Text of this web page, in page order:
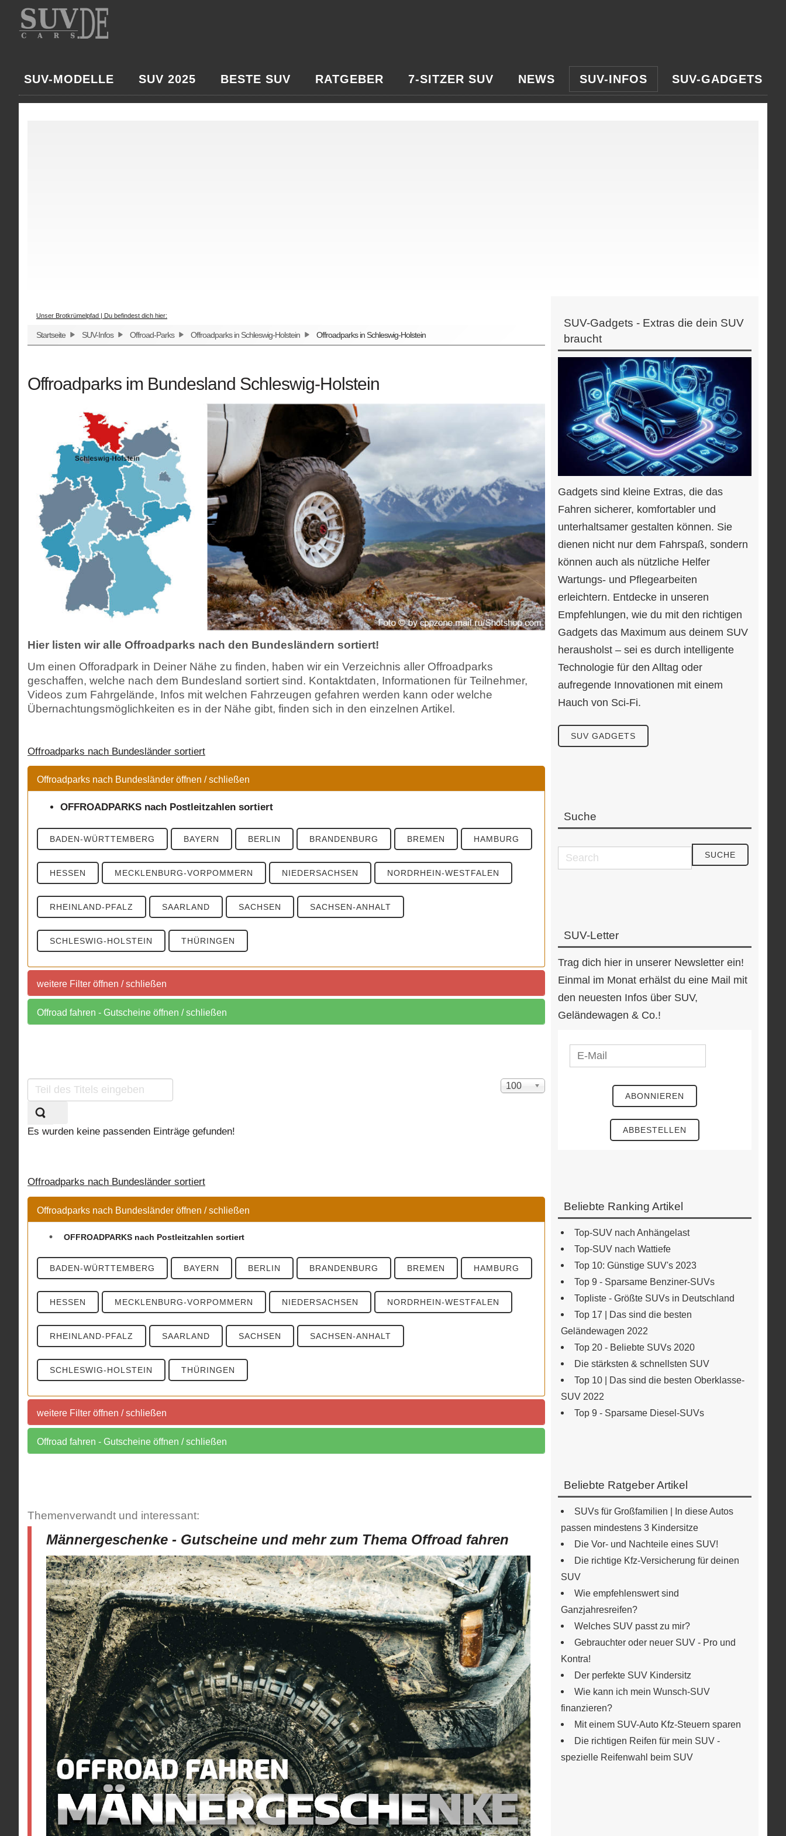
SUV-MODELLE SUV 2025 BESTE SUV RATGEBER 7-SITZER SUV NEWS SUV-INFOS SUV-GADGETS
Unser Brotkrümelpfad | Du befindest dich hier:
Startseite SUV-Infos Offroad-Parks Offroadparks in Schleswig-Holstein Offroadparks in Schleswig-Holstein
Offroadparks im Bundesland Schleswig-Holstein
Hier listen wir alle Offroadparks nach den Bundesländern sortiert!
Um einen Offoradpark in Deiner Nähe zu finden, haben wir ein Verzeichnis aller Offroadparks
geschaffen, welche nach dem Bundesland sortiert sind. Kontaktdaten, Informationen für Teilnehmer,
Videos zum Fahrgelände, Infos mit welchen Fahrzeugen gefahren werden kann oder welche
Übernachtungsmöglichkeiten es in der Nähe gibt, finden sich in den einzelnen Artikel.
Offroadparks nach Bundesländer sortiert
Offroadparks nach Bundesländer öffnen / schließen
OFFROADPARKS nach Postleitzahlen sortiert
BADEN-WÜRTTEMBERG BAYERN BERLIN BRANDENBURG BREMEN HAMBURG
HESSEN MECKLENBURG-VORPOMMERN NIEDERSACHSEN NORDRHEIN-WESTFALEN
RHEINLAND-PFALZ SAARLAND SACHSEN SACHSEN-ANHALT
SCHLESWIG-HOLSTEIN THÜRINGEN
weitere Filter öffnen / schließen
Sortierung der Offroadparks nach Postleitzahlen
PLZ 9
Offroad fahren - Gutscheine öffnen / schließen
Teil
des
Titels
eingeben
Anzeige
100
Es wurden keine passenden Einträge gefunden!
Offroadparks nach Bundesländer sortiert
Offroadparks nach Bundesländer öffnen / schließen
OFFROADPARKS nach Postleitzahlen sortiert
BADEN-WÜRTTEMBERG BAYERN BERLIN BRANDENBURG BREMEN HAMBURG
HESSEN MECKLENBURG-VORPOMMERN NIEDERSACHSEN NORDRHEIN-WESTFALEN
RHEINLAND-PFALZ SAARLAND SACHSEN SACHSEN-ANHALT
SCHLESWIG-HOLSTEIN THÜRINGEN
weitere Filter öffnen / schließen
Sortierung der Offroadparks nach Postleitzahlen
Offroad fahren - Gutscheine öffnen / schließen
Themenverwandt und interessant:
Männergeschenke - Gutscheine und mehr zum Thema Offroad fahren
SUV-Gadgets - Extras die dein SUV
braucht
Gadgets sind kleine Extras, die das
Fahren sicherer, komfortabler und
unterhaltsamer gestalten können. Sie
dienen nicht nur dem Fahrspaß, sondern
können auch als nützliche Helfer
Wartungs- und Pflegearbeiten
erleichtern. Entdecke in unseren
Empfehlungen, wie du mit den richtigen
Gadgets das Maximum aus deinem SUV
herausholst – sei es durch intelligente
Technologie für den Alltag oder
aufregende Innovationen mit einem
Hauch von Sci-Fi.
SUV GADGETS
Suche
SUV-Letter
Trag dich hier in unserer Newsletter ein!
Einmal im Monat erhälst du eine Mail mit
den neuesten Infos über SUV,
Geländewagen & Co.!
Beliebte Ranking Artikel
Top-SUV nach Anhängelast
Top-SUV nach Wattiefe
Top 10: Günstige SUV's 2023
Top 9 - Sparsame Benziner-SUVs
Topliste - Größte SUVs in Deutschland
Top 17 | Das sind die besten
Geländewagen 2022
Top 20 - Beliebte SUVs 2020
Die stärksten & schnellsten SUV
Top 10 | Das sind die besten Oberklasse-
SUV 2022
Top 9 - Sparsame Diesel-SUVs
Beliebte Ratgeber Artikel
SUVs für Großfamilien | In diese Autos
passen mindestens 3 Kindersitze
Die Vor- und Nachteile eines SUV!
Die richtige Kfz-Versicherung für deinen
SUV
Wie empfehlenswert sind
Ganzjahresreifen?
Welches SUV passt zu mir?
Gebrauchter oder neuer SUV - Pro und
Kontra!
Der perfekte SUV Kindersitz
Wie kann ich mein Wunsch-SUV
finanzieren?
Mit einem SUV-Auto Kfz-Steuern sparen
Die richtigen Reifen für mein SUV -
spezielle Reifenwahl beim SUV